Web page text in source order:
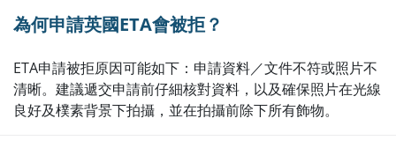
為何申請英國ETA會被拒？
ETA申請被拒原因可能如下：申請資料／文件不符或照片不
清晰。建議遞交申請前仔細核對資料，以及確保照片在光線
良好及樸素背景下拍攝，並在拍攝前除下所有飾物。